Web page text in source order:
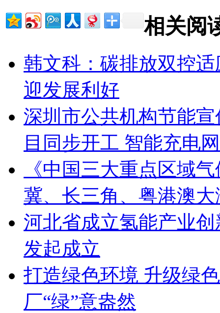
相关阅
韩文科：碳排放双控
迎发展利好
深圳市公共机构节能
目同步开工 智能充电
《中国三大重点区域
冀、长三角、粤港澳
河北省成立氢能产业
发起成立
打造绿色环境 升级绿
厂“绿”意盎然